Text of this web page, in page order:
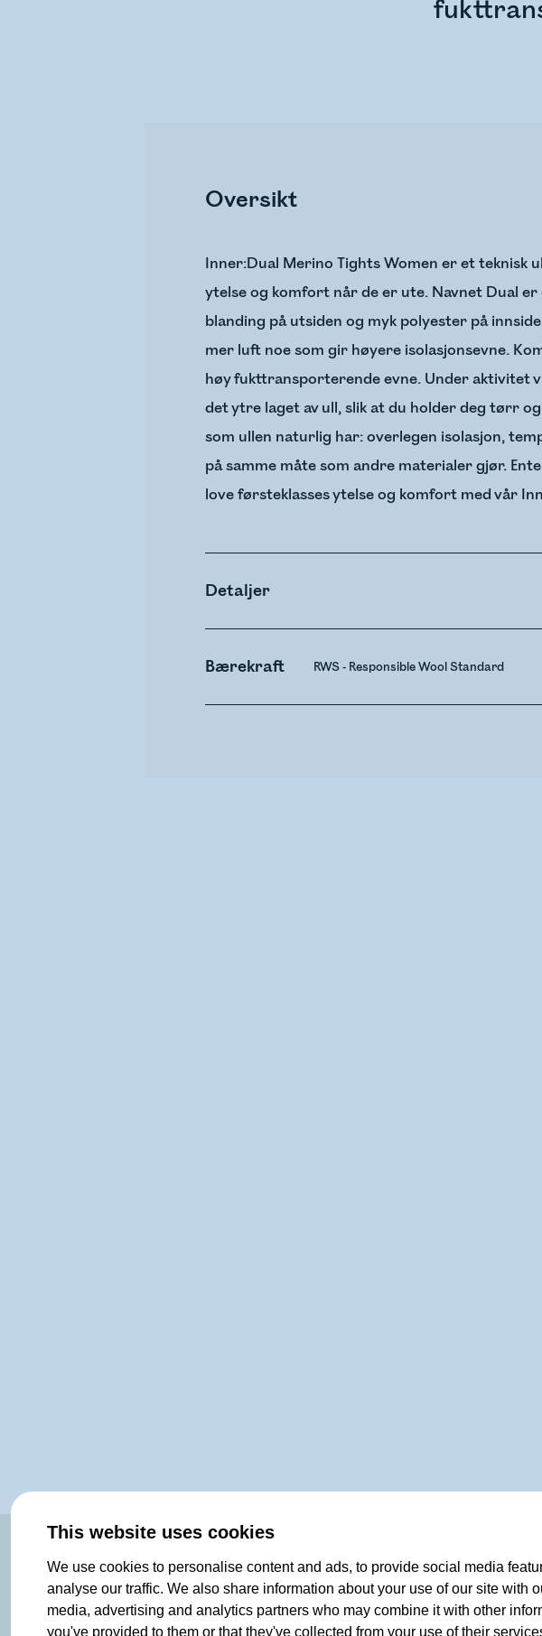
This website uses cookies
We use cookies to personalise content and ads, to provide social media
analyse our traffic. We also share information about your use of our site with
media, advertising and analytics partners who may combine it with other
you've provided to them or that they've collected from your use of their
Oversikt
Inner:Dual Merino Tights Women er et teknisk
ytelse og komfort når de er ute. Navnet Dual
blanding på utsiden og myk polyester på
mer luft noe som gir høyere isolasjonsevne.
høy fukttransporterende evne. Under aktivitet
det ytre laget av ull, slik at du holder deg tørr
som ullen naturlig har: overlegen isolasjon,
på samme måte som andre materialer gjør.
love førsteklasses ytelse og komfort med vår
Detaljer
Bærekraft RWS - Responsible Wool Standard